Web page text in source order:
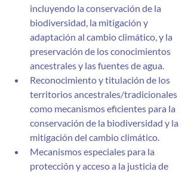
incluyendo la conservación de la
biodiversidad, la mitigación y
adaptación al cambio climático, y la
preservación de los conocimientos
ancestrales y las fuentes de agua.
Reconocimiento y titulación de los
territorios ancestrales/tradicionales
como mecanismos eficientes para la
conservación de la biodiversidad y la
mitigación del cambio climático.
Mecanismos especiales para la
protección y acceso a la justicia de